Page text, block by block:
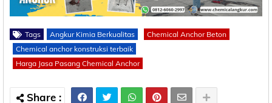
Tags Angkur Kimia Berkualitas
Chemical Anchor Beton
Chemical anchor konstruksi terbaik
Harga Jasa Pasang Chemical Anchor